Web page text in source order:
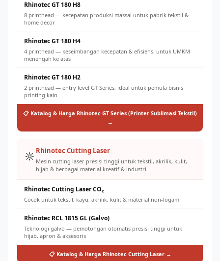
Rhinotec GT 180 H8
8 printhead — kecepatan produksi massal untuk pabrik tekstil &
home decor
Rhinotec GT 180 H4
4 printhead — keseimbangan kecepatan & efisiensi untuk UMKM
menengah ke atas
Rhinotec GT 180 H2
2 printhead — entry level GT Series, ideal untuk pemula bisnis
printing kain
📋 Katalog & Harga Rhinotec GT Series (Printer Sublimasi Tekstil)
→
🔆 Rhinotec Cutting Laser
Mesin cutting laser presisi tinggi untuk tekstil, akrilik, kulit,
hijab & berbagai material kreatif & industri.
Rhinotec Cutting Laser CO₂
Cocok untuk tekstil, kayu, akrilik, kulit & material non-logam
Rhinotec RCL 1815 GL (Galvo)
Teknologi galvo — pemotongan otomatis presisi tinggi untuk
hijab, apron & aksesoris
📋 Katalog & Harga Rhinotec Cutting Laser →